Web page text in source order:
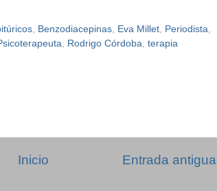
Benzodiacepinas Eva Millet Periodista
Rodrigo Córdoba terapia
Entrada antigua
Inicio